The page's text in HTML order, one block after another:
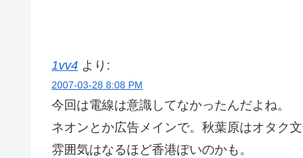
1vv4 より:
2007-03-28 8:08 PM
今回は電線は意識してなかったんだよね。
ネオンとか広告メインで。秋葉原はオタク
雰囲気はなるほど香港ぽいのかも。